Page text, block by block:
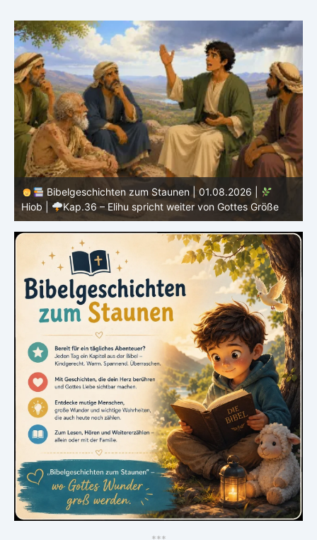
Bibelgeschichten zum Staunen | 31.07.2026 |
Hiob
|
Kap.35 – Elihu spricht über Gott, Mensch und Gebet